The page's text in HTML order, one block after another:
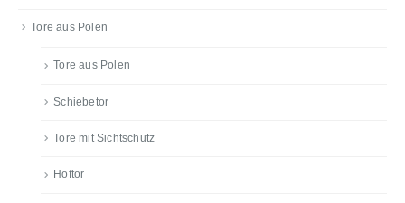
Tore aus Polen
Tore aus Polen
Schiebetor
Tore mit Sichtschutz
Hoftor